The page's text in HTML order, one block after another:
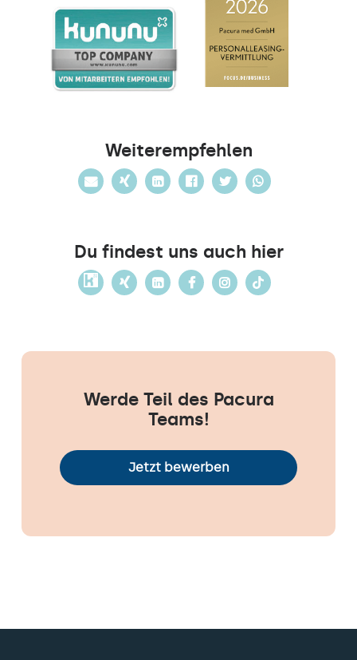
Weiterempfehlen
Du findest uns auch hier
Werde Teil des Pacura
Teams!
Jetzt bewerben